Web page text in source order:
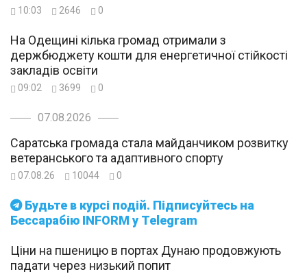
Будьте в курсі подій. Підписуйтесь на
Бессарабію INFORM у Telegram
10:03 2646 0
На Одещині кілька громад отримали з
держбюджету кошти для енергетичної стійкості
закладів освіти
09:02 3699 0
07.08.2026
Саратська громада стала майданчиком розвитку
ветеранського та адаптивного спорту
07.08.26 10044 0
Ціни на пшеницю в портах Дунаю продовжують
падати через низький попит